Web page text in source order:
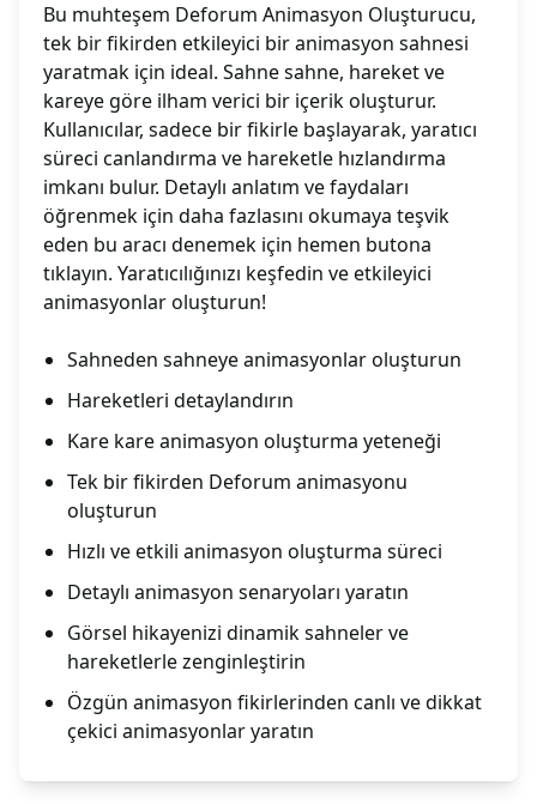
Bu muhteşem Deforum Animasyon Oluşturucu,
tek bir fikirden etkileyici bir animasyon sahnesi
yaratmak için ideal. Sahne sahne, hareket ve
kareye göre ilham verici bir içerik oluşturur.
Kullanıcılar, sadece bir fikirle başlayarak, yaratıcı
süreci canlandırma ve hareketle hızlandırma
imkanı bulur. Detaylı anlatım ve faydaları
öğrenmek için daha fazlasını okumaya teşvik
eden bu aracı denemek için hemen butona
tıklayın. Yaratıcılığınızı keşfedin ve etkileyici
animasyonlar oluşturun!
Sahneden sahneye animasyonlar oluşturun
Hareketleri detaylandırın
Kare kare animasyon oluşturma yeteneği
Tek bir fikirden Deforum animasyonu
oluşturun
Hızlı ve etkili animasyon oluşturma süreci
Detaylı animasyon senaryoları yaratın
Görsel hikayenizi dinamik sahneler ve
hareketlerle zenginleştirin
Özgün animasyon fikirlerinden canlı ve dikkat
çekici animasyonlar yaratın